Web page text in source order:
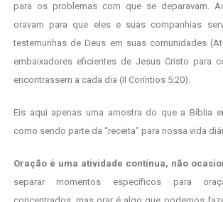
para os problemas com que se deparavam.
oravam para que eles e suas companhias
testemunhas de Deus em suas comunidades
embaixadores eficientes de Jesus Cristo para
encontrassem a cada dia (II Coríntios 5:20).
Eis aqui apenas uma amostra do que a Bíblia
como sendo parte da “receita” para nossa vida
Oração é uma atividade contínua, não
separar momentos específicos para